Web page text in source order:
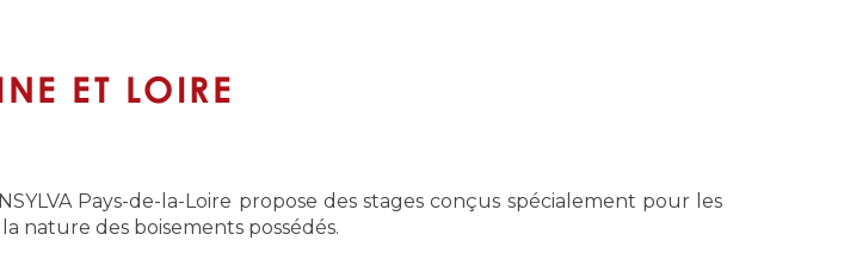
ET LOIRE
Pays-de-la-Loire propose des stages conçus spécialement pour les
nature des boisements possédés.